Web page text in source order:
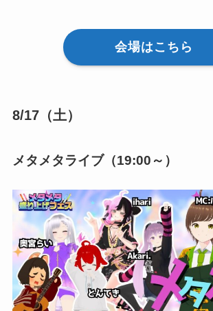
会場はこちら
8/17（土）
メタメタライブ（19:00～）